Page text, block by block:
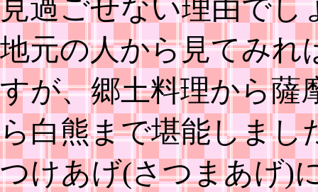
見過ごせない理由でし
地元の人から見てみれ
すが、郷土料理から薩
ら白熊まで堪能しまし
つけあげ(さつまあげ)